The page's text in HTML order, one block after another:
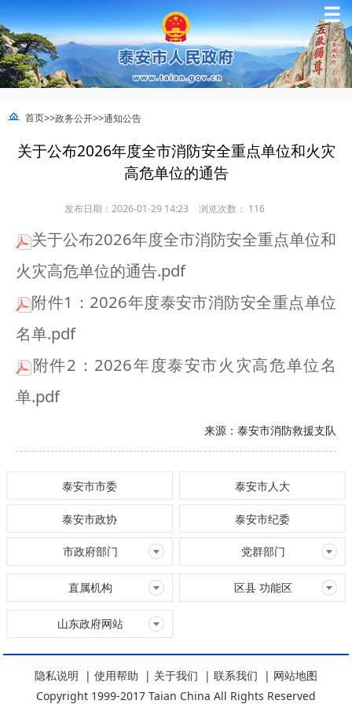
☰
首页>>政务公开>>通知公告
关于公布2026年度全市消防安全重点单位和火灾
高危单位的通告
发布日期：2026-01-29 14:23 浏览次数： 116
关于公布2026年度全市消防安全重点单位和
火灾高危单位的通告.pdf
附件1：2026年度泰安市消防安全重点单位
名单.pdf
附件2：2026年度泰安市火灾高危单位名
单.pdf
来源： 泰安市消防救援支队
泰安市市委 泰安市人大
泰安市政协 泰安市纪委
市政府部门 党群部门
直属机构 区县 功能区
山东政府网站
隐私说明 | 使用帮助 | 关于我们 | 联系我们 | 网站地图
Copyright 1999-2017 Taian China All Rights Reserved